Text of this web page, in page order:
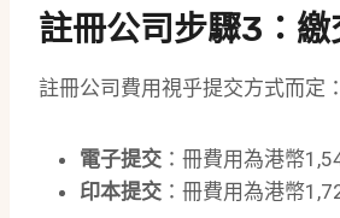
註冊公司步驟3：繳
註冊公司費用視乎提交方式而定：
電子提交 ：冊費用為港幣
印本提交 ：冊費用為港幣